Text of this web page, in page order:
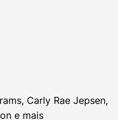
Carly Rae Jepsen,
e mais